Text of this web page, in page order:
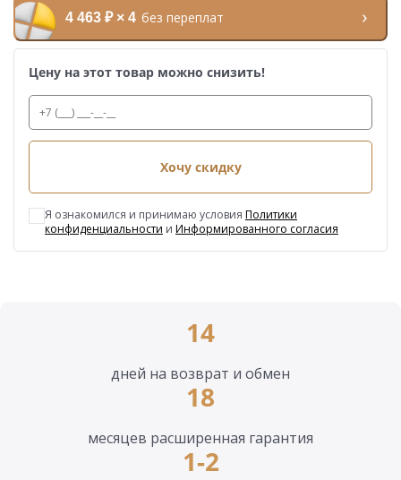
4 463 ₽ × 4 без переплат
Цену на этот товар можно снизить!
Хочу скидку
Я ознакомился и принимаю условия Политики
конфиденциальности и Информированного согласия
14
дней на возврат и обмен
18
месяцев расширенная гарантия
1-2